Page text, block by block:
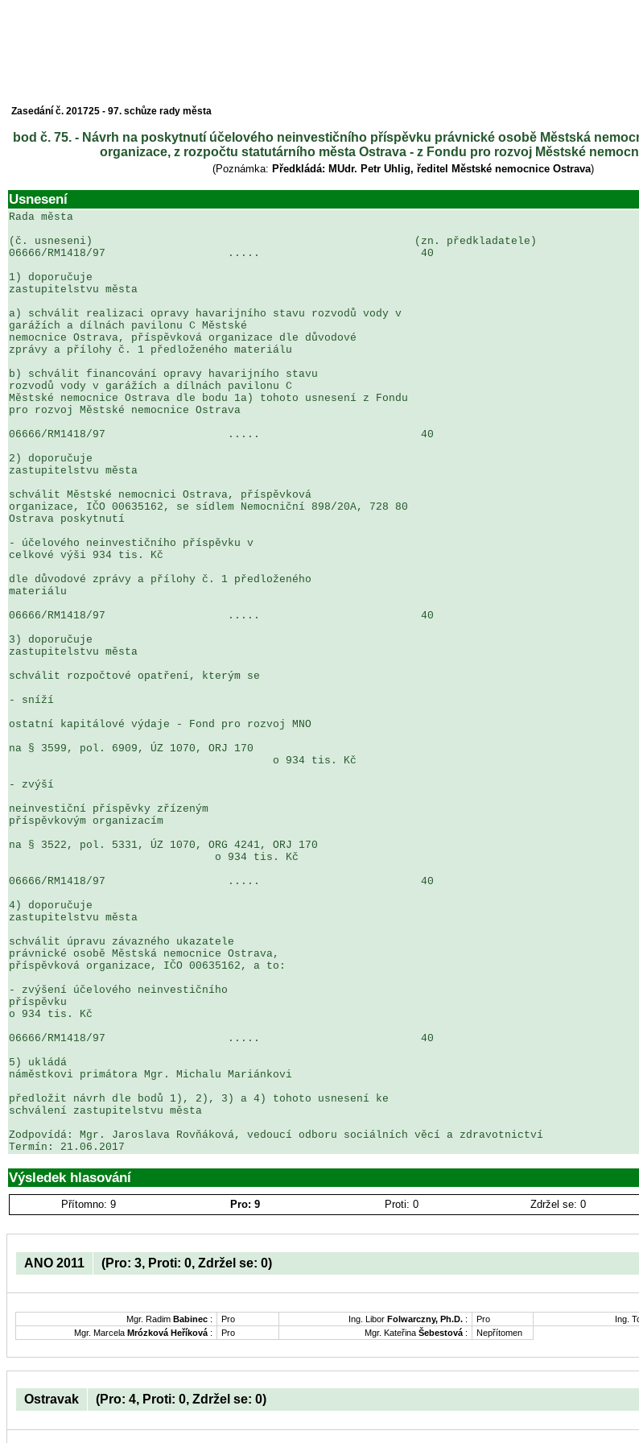
Zasedání č. 201725 - 97. schůze rady města
bod č. 75. - Návrh na poskytnutí účelového neinvestičního příspěvku právnické osobě Městská
organizace, z rozpočtu statutárního města Ostrava - z Fondu pro rozvoj Městské
(Poznámka: Předkládá: MUdr. Petr Uhlig, ředitel Městské nemocnice Ostrava)
Usnesení
Rada města
(č. usneseni)                                                  (zn. předkladatele)
06666/RM1418/97                   .....                         40
1) doporučuje
zastupitelstvu města
a) schválit realizaci opravy havarijního stavu rozvodů vody v
garážích a dílnách pavilonu C Městské
nemocnice Ostrava, příspěvková organizace dle důvodové
zprávy a přílohy č. 1 předloženého materiálu
b) schválit financování opravy havarijního stavu
rozvodů vody v garážích a dílnách pavilonu C
Městské nemocnice Ostrava dle bodu 1a) tohoto usnesení z Fondu
pro rozvoj Městské nemocnice Ostrava
06666/RM1418/97                   .....                         40
2) doporučuje
zastupitelstvu města
schválit Městské nemocnici Ostrava, příspěvková
organizace, IČO 00635162, se sídlem Nemocniční 898/20A, 728 80
Ostrava poskytnutí
- účelového neinvestičního příspěvku v
celkové výši 934 tis. Kč
dle důvodové zprávy a přílohy č. 1 předloženého
materiálu
06666/RM1418/97                   .....                         40
3) doporučuje
zastupitelstvu města
schválit rozpočtové opatření, kterým se
- sníží
ostatní kapitálové výdaje - Fond pro rozvoj MNO
na § 3599, pol. 6909, ÚZ 1070, ORJ 170
- zvýší
neinvestiční příspěvky zřízeným
příspěvkovým organizacím
na § 3522, pol. 5331, ÚZ 1070, ORG 4241, ORJ 170
06666/RM1418/97                   .....                         40
4) doporučuje
zastupitelstvu města
schválit úpravu závazného ukazatele
právnické osobě Městská nemocnice Ostrava,
příspěvková organizace, IČO 00635162, a to:
- zvýšení účelového neinvestičního
příspěvku
o 934 tis. Kč
06666/RM1418/97                   .....                         40
5) ukládá
náměstkovi primátora Mgr. Michalu Mariánkovi
předložit návrh dle bodů 1), 2), 3) a 4) tohoto usnesení ke
schválení zastupitelstvu města
Zodpovídá: Mgr. Jaroslava Rovňáková, vedoucí odboru sociálních věcí a zdravotnictví
Výsledek hlasování
Přítomno: 9 Pro: 9 Proti: 0 Zdržel se: 0
ANO 2011 (Pro: 3, Proti: 0, Zdržel se: 0)
Mgr. Radim Babinec : Pro Ing. Libor Folwarczny, Ph.D. : Pro Ing.
Mgr. Marcela Mrózková Heříková : Pro Mgr. Kateřina Šebestová : Nepřítomen
Ostravak (Pro: 4, Proti: 0, Zdržel se: 0)